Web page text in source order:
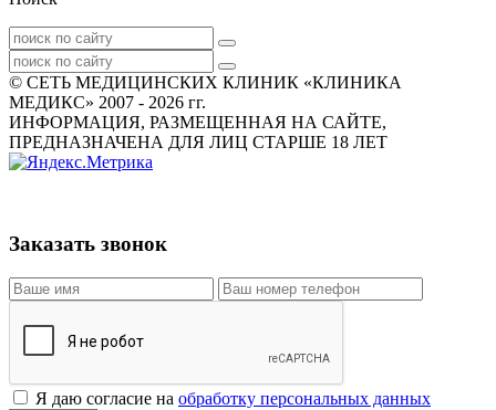
© СЕТЬ МЕДИЦИНСКИХ КЛИНИК «КЛИНИКА
МЕДИКС» 2007 - 2026 гг.
ИНФОРМАЦИЯ, РАЗМЕЩЕННАЯ НА САЙТЕ,
ПРЕДНАЗНАЧЕНА ДЛЯ ЛИЦ СТАРШЕ 18 ЛЕТ
Заказать звонок
Я даю согласие на обработку персональных данных